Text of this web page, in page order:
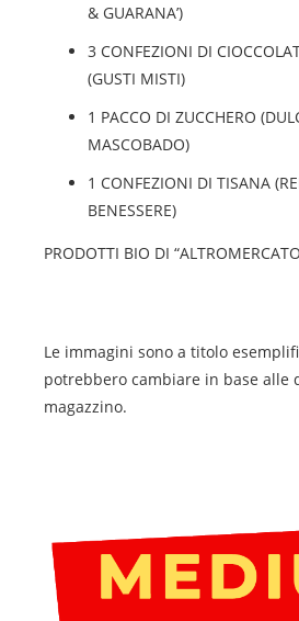
& GUARANA’)
3 CONFEZIONI DI
(GUSTI MISTI)
1 PACCO DI ZUCCHERO
MASCOBADO)
1 CONFEZIONI DI TISANA
BENESSERE)
PRODOTTI BIO DI
Le immagini sono a titolo
potrebbero cambiare in base alle
magazzino.